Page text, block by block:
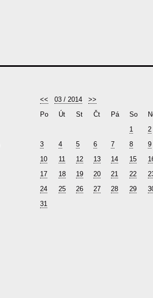
<< 03 / 2014
>>
Po
Út St Čt Pá So
1
2
3
4 5 6 7 8
9
10
11 12 13 14 15
17
18 19 20 21 22
24
25 26 27 28 29
31